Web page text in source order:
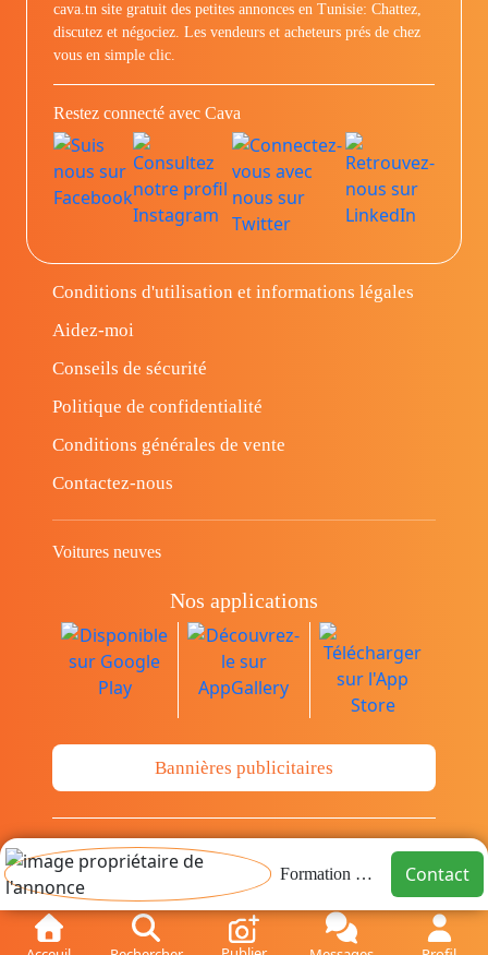
Formation G2C Contact
cava.tn site gratuit des petites annonces en Tunisie: Chattez,
discutez et négociez. Les vendeurs et acheteurs prés de chez
vous en simple clic.
Restez connecté avec Cava
Conditions d'utilisation et informations légales
Aidez-moi
Conseils de sécurité
Politique de confidentialité
Conditions générales de vente
Contactez-nous
Voitures neuves
Nos applications
Bannières publicitaires
© Copyright 2014-2026 Cava.tn Limited Tous
les droits sont réservés.